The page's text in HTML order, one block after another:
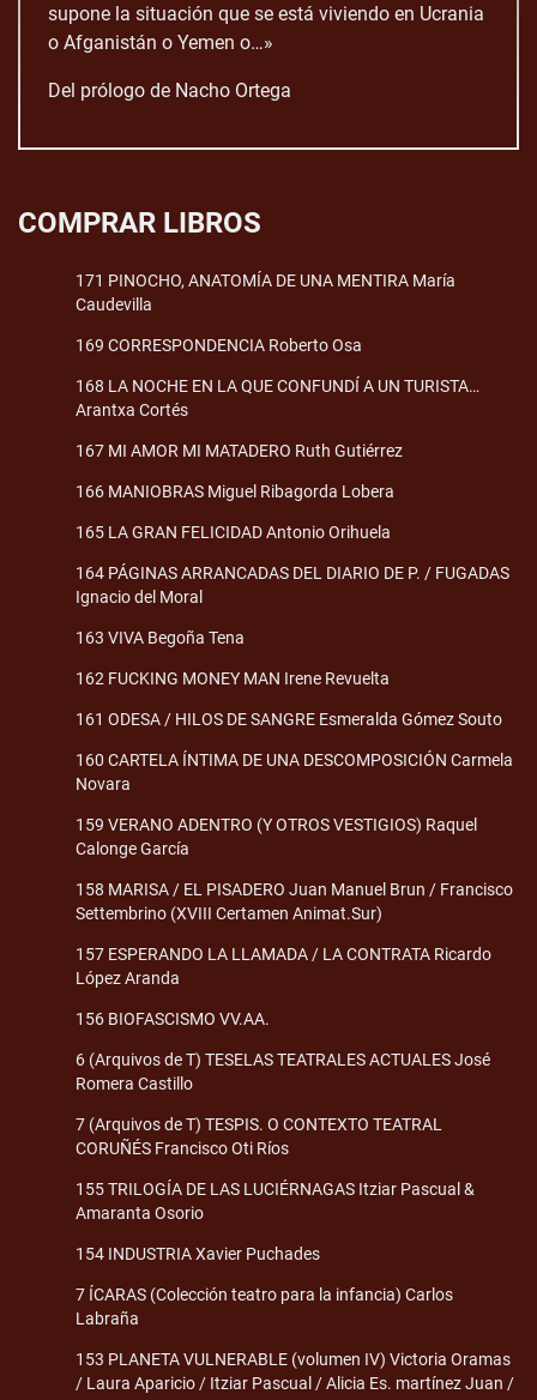
supone la situación que se está viviendo en Ucrania
o Afganistán o Yemen o…»
Del prólogo de Nacho Ortega
COMPRAR LIBROS
171 PINOCHO, ANATOMÍA DE UNA MENTIRA María
Caudevilla
169 CORRESPONDENCIA Roberto Osa
168 LA NOCHE EN LA QUE CONFUNDÍ A UN TURISTA…
Arantxa Cortés
167 MI AMOR MI MATADERO Ruth Gutiérrez
166 MANIOBRAS Miguel Ribagorda Lobera
165 LA GRAN FELICIDAD Antonio Orihuela
164 PÁGINAS ARRANCADAS DEL DIARIO DE P. / FUGADAS
Ignacio del Moral
163 VIVA Begoña Tena
162 FUCKING MONEY MAN Irene Revuelta
161 ODESA / HILOS DE SANGRE Esmeralda Gómez Souto
160 CARTELA ÍNTIMA DE UNA DESCOMPOSICIÓN Carmela
Novara
159 VERANO ADENTRO (Y OTROS VESTIGIOS) Raquel
Calonge García
158 MARISA / EL PISADERO Juan Manuel Brun / Francisco
Settembrino (XVIII Certamen Animat.Sur)
157 ESPERANDO LA LLAMADA / LA CONTRATA Ricardo
López Aranda
156 BIOFASCISMO VV.AA.
6 (Arquivos de T) TESELAS TEATRALES ACTUALES José
Romera Castillo
7 (Arquivos de T) TESPIS. O CONTEXTO TEATRAL
CORUÑÉS Francisco Oti Ríos
155 TRILOGÍA DE LAS LUCIÉRNAGAS Itziar Pascual &
Amaranta Osorio
154 INDUSTRIA Xavier Puchades
7 ÍCARAS (Colección teatro para la infancia) Carlos
Labraña
153 PLANETA VULNERABLE (volumen IV) Victoria Oramas
/ Laura Aparicio / Itziar Pascual / Alicia Es. martínez Juan /